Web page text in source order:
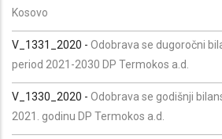
Kosovo
V_1331_2020 - Odobrava se dugoročni
period 2021-2030 DP Termokos a.d.
V_1330_2020 - Odobrava se godišnji
2021. godinu DP Termokos a.d.